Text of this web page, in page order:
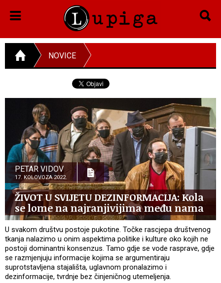
NOVICE
PETAR VIDOV
17. KOLOVOZA 2022.
ŽIVOT U SVIJETU DEZINFORMACIJA: Kola
se lome na najranjivijima među nama
U svakom društvu postoje pukotine. Točke rascjepa društvenog
tkanja nalazimo u onim aspektima politike i kulture oko kojih ne
postoji dominantni konsenzus. Tamo gdje se vode rasprave, gdje
se razmjenjuju informacije kojima se argumentiraju
suprotstavljena stajališta, uglavnom pronalazimo i
dezinformacije, tvrdnje bez činjeničnog utemeljenja.